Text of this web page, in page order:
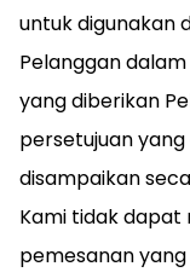
untuk digunakan
Pelanggan
yang diberikan
persetujuan
disampaikan
Kami tidak
pemesanan